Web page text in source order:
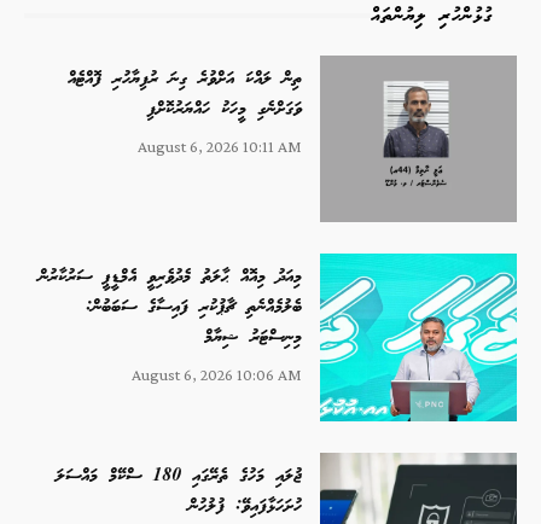
ގުޅުންހުރި ލިޔުންތައް
ތިން ލައްކަ އަށްވުރެ ގިނަ ރުފިޔާހުރި ފޮއްޓެއް
ވަގަށްނެގި މީހަކު ހައްޔަރުކޮށްފި
August 6, 2026 10:11 AM
މިއަދު މިއޮއް ޙާލަތު މެދުވެރިވީ އެމްޑީޕީ ސަރުކާރުން
ބެލުމެއްނެތި ޗާޕުކުރި ފައިސާގެ ސަބަބުން:
މިނިސްޓަރު ޝިޔާމް
August 6, 2026 10:06 AM
ޖުލައި މަހުގެ ތެރޭގައި 180 ސްކޭމް މައްސަލަ
ހުށަހަޅާފައިވޭ: ފުލުހުން